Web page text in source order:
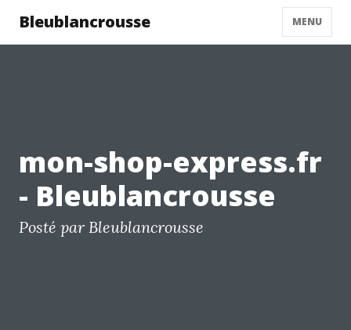
Bleublancrousse MENU
mon-shop-express.fr
- Bleublancrousse
Posté par Bleublancrousse